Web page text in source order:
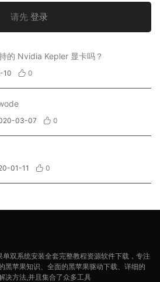
请先 登录
的 Nvidia Kepler 显卡吗？
10 0
03-07 0
01-11 0
双系统安装全套完整教程资源软件下载，专注
黑苹果知识、全面的黑苹果驱动下载、详细的
决方法,并且集合了众多工具